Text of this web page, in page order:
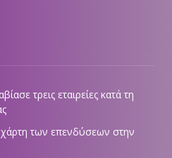
τρεις εταιρείες κατά τη
των επενδύσεων στην